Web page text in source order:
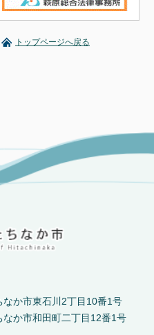
トップページへ戻る
か市東石川2丁目10番1号
か市和田町二丁目12番1号